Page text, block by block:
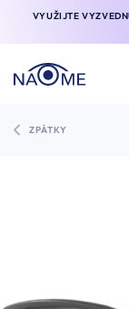
VYUŽIJTE
ZPÁTKY